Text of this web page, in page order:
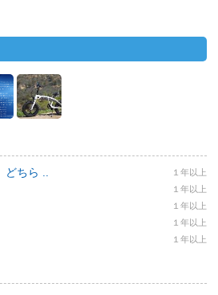
ちら .. １年以上
１年以上
１年以上
１年以上
１年以上